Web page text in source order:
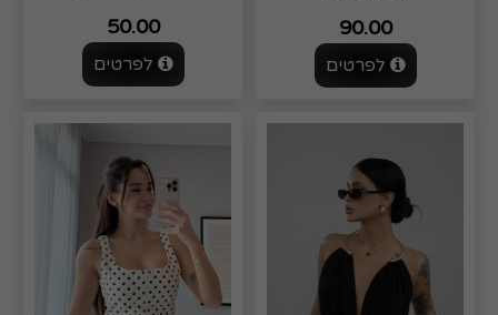
90.00
לפרטים
50.00
לפרטים